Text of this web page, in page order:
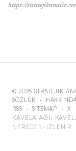
https://
© 2026 STRATEJIK
SÖZLÜK ·
RSS ·SITEMAP · X
KAVELA AĞI:
NEREDEN-IZLENIR